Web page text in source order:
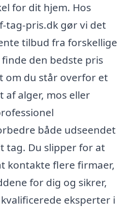
for dit hjem. Hos
tag-pris.dk gør vi det
tilbud fra forskellige
den bedste pris
om du står overfor et
alger, mos eller
både udseendet
tag. Du slipper for at
kontakte flere firmaer,
for dig og sikrer,
eksperter i